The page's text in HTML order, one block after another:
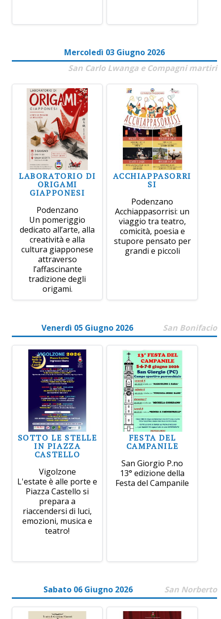
Mercoledì 03 Giugno 2026
San Carlo Lwanga e Compagni martiri
LABORATORIO DI
ORIGAMI
GIAPPONESI
Podenzano
Un pomeriggio
dedicato all’arte, alla
creatività e alla
cultura giapponese
attraverso
l’affascinante
tradizione degli
origami.
ACCHIAPPASORRI
SI
Podenzano
Acchiappasorrisi: un
viaggio tra teatro,
comicità, poesia e
stupore pensato per
grandi e piccoli
Venerdì 05 Giugno 2026 San Bonifacio
SOTTO LE STELLE
IN PIAZZA
CASTELLO
Vigolzone
L'estate è alle porte e
Piazza Castello si
prepara a
riaccendersi di luci,
emozioni, musica e
teatro!
FESTA DEL
CAMPANILE
San Giorgio P.no
13° edizione della
Festa del Campanile
Sabato 06 Giugno 2026 San Norberto